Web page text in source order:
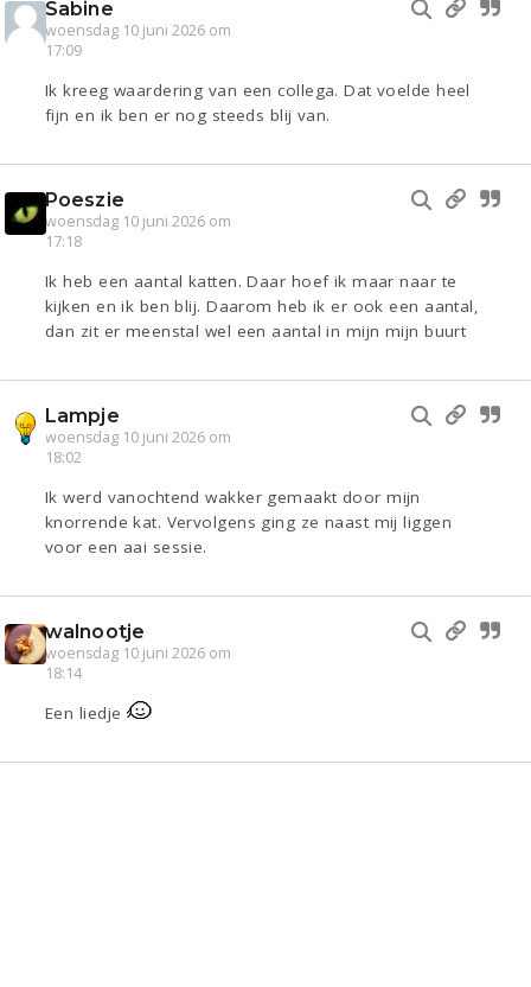
Sabine
woensdag 10 juni 2026 om
17:09
Ik kreeg waardering van een collega. Dat voelde heel
fijn en ik ben er nog steeds blij van.
Poeszie
woensdag 10 juni 2026 om
17:18
Ik heb een aantal katten. Daar hoef ik maar naar te
kijken en ik ben blij. Daarom heb ik er ook een aantal,
dan zit er meenstal wel een aantal in mijn mijn buurt
Lampje
woensdag 10 juni 2026 om
18:02
Ik werd vanochtend wakker gemaakt door mijn
knorrende kat. Vervolgens ging ze naast mij liggen
voor een aai sessie.
walnootje
woensdag 10 juni 2026 om
18:14
Een liedje